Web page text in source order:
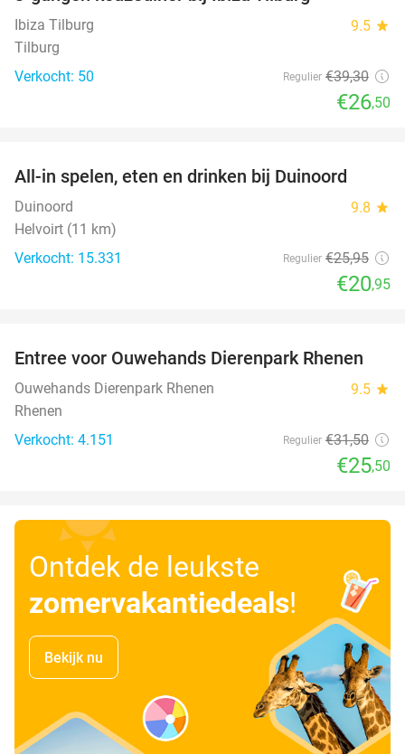
Ibiza Tilburg 9.5 star
Tilburg
Verkocht: 50
Regulier €39,30
€26,50
All-in spelen, eten en drinken bij Duinoord
Duinoord 9.8 star
Helvoirt (11 km)
Verkocht: 15.331
Regulier €25,95
€20,95
19%
Entree voor Ouwehands Dierenpark Rhenen
Ouwehands Dierenpark Rhenen 9.5 star
Rhenen
Verkocht: 4.151
Regulier €31,50
€25,50
Ontdek de leukste
zomervakantiedeals!
Bekijk nu